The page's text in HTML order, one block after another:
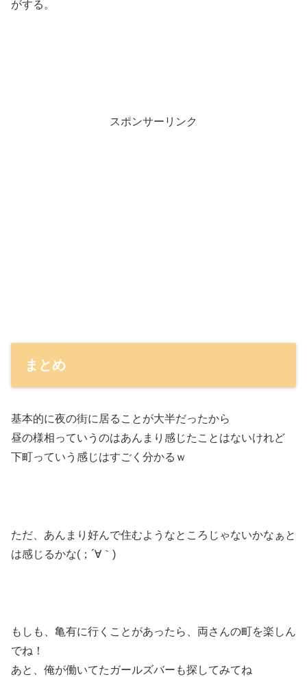
がする。
スポンサーリンク
まとめ
基本的に夜の街に居ることが大半だったから
昼の様相っていうのはあんまり感じたことはないけれど
下町っていう感じはすごく分かるｗ
ただ、あんまり好んで住むようなところじゃないかなぁと
は感じるかな(；´∀｀)
もしも、亀有に行くことがあったら、両さんの町を楽しん
でね！
あと、俺が働いてたガールズバーも探してみてね